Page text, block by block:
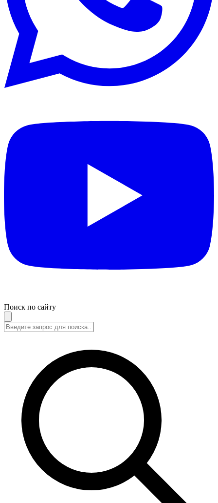
Поиск по сайту